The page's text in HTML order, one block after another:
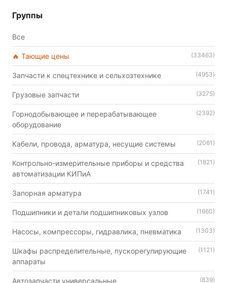
Группы
Все
🔥 Тающие цены (33463)
Запчасти к спецтехнике и сельхозтехнике (4953)
Грузовые запчасти (3275)
Горнодобывающее и перерабатывающее
оборудование
(2392)
Кабели, провода, арматура, несущие системы (2061)
Контрольно-измерительные приборы и средства
автоматизации КИПиА
(1821)
Запорная арматура (1741)
Подшипники и детали подшипниковых узлов (1660)
Насосы, компрессоры, гидравлика, пневматика (1303)
Шкафы распределительные, пускорегулирующие
аппараты
(1121)
Автозапчасти универсальные (839)